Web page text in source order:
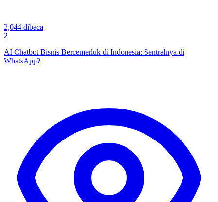
2,044 dibaca
2
AI Chatbot Bisnis Bercemerluk di Indonesia: Sentralnya di
WhatsApp?